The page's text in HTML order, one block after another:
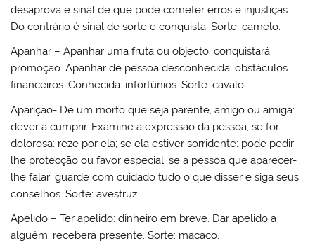
desaprova é sinal de que pode cometer erros e injustiças.
Do contrário é sinal de sorte e conquista. Sorte: camelo.
Apanhar – Apanhar uma fruta ou objecto: conquistará
promoção. Apanhar de pessoa desconhecida: obstáculos
financeiros. Conhecida: infortúnios. Sorte: cavalo.
Aparição- De um morto que seja parente, amigo ou amiga:
dever a cumprir. Examine a expressão da pessoa; se for
dolorosa: reze por ela; se ela estiver sorridente: pode pedir-
lhe protecção ou favor especial. se a pessoa que aparecer-
lhe falar: guarde com cuidado tudo o que disser e siga seus
conselhos. Sorte: avestruz.
Apelido – Ter apelido: dinheiro em breve. Dar apelido a
alguém: receberá presente. Sorte: macaco.